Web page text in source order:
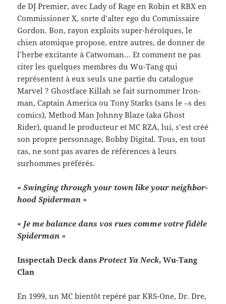
de DJ Pre­mier, avec Lady of Rage en Robin et RBX en
Com­mis­sioner X, sorte d’alter ego du Com­mis­saire
Gor­don. Bon, rayon exploits super-​héroïques, le
chien atom­ique pro­pose, entre autres, de don­ner de
l’herbe exci­tante à Cat­woman… Et com­ment ne pas
citer les quelques mem­bres du Wu-​Tang qui
représen­tent à eux seuls une par­tie du cat­a­logue
Mar­vel ? Ghost­face Kil­lah se fait surnom­mer Iron­
man, Cap­tain Amer­ica ou Tony Starks (sans le –s des
comics), Method Man Johnny Blaze (aka Ghost
Rider), quand le pro­duc­teur et MC RZA, lui, s’est créé
son pro­pre per­son­nage, Bobby Dig­i­tal. Tous, en tout
cas, ne sont pas avares de références à leurs
surhommes préférés.
«Swing­ing through your town like your neigh­bor­
hood Spi­der­man »
« Je me bal­ance dans vos rues comme votre fidèle
Spi­der­man »
Inspec­tah Deck dansPro­tect Ya Neck, Wu-​Tang
Clan
En 1999, un MC bien­tôt repéré par KRS-​One, Dr. Dre,